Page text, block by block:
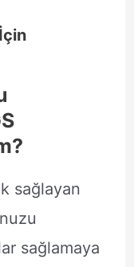
sağlayan
sağlamaya